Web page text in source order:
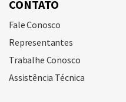
CONTATO
Fale Conosco
Representantes
Trabalhe Conosco
Assistência Técnica